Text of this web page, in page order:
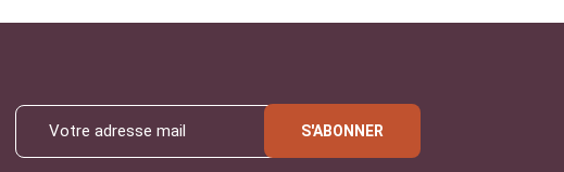
S'ABONNER